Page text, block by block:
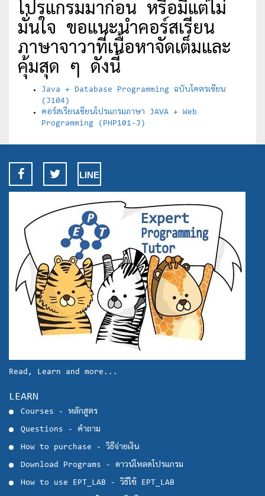
โปรแกรมมาก่อน หรือมีแต่ไม่
มั่นใจ ขอแนะนำคอร์สเรียน
ภาษาจาวาที่เนื้อหาจัดเต็มและ
คุ้มสุด ๆ ดังนี้
Java + Database Programming ฉบับโคตรเซียน
(J104)
คอร์สเรียนเขียนโปรแกรมภาษา JAVA + Web
Programming (PHP101-J)
LINE
Read, Learn and more...
LEARN
Courses - หลักสูตร
Questions - คำถาม
How to purchase - วิธีจ่ายเงิน
Download Programs - ดาวน์โหลดโปรแกรม
How to use EPT_LAB - วิธีใช้ EPT_LAB